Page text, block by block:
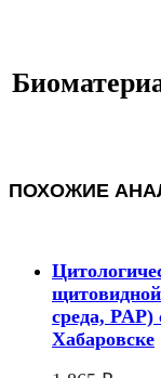
ПОХОЖИЕ
среда,
Хабаровске